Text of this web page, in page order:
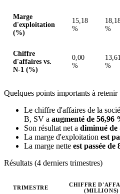
Marge
d'exploitation
(%)
15,18
%
%
Chiffre
d'affaires vs.
N-1 (%)
0,00
%
13,61
%
Quelques points importants à retenir
Le chiffre d'affaires de la
B, SV a augmenté de 56,96
Son résultat net a diminué de
La marge d'exploitation est
La marge nette est passée
Résultats (4 derniers trimestres)
TRIMESTRE
CHIFFRE
(MILLIONS)